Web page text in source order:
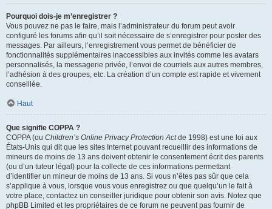
Pourquoi dois-je m’enregistrer ?
Vous pouvez ne pas le faire, mais l’administrateur du forum peut avoir
configuré les forums afin qu’il soit nécessaire de s’enregistrer pour poster des
messages. Par ailleurs, l’enregistrement vous permet de bénéficier de
fonctionnalités supplémentaires inaccessibles aux invités comme les avatars
personnalisés, la messagerie privée, l’envoi de courriels aux autres membres,
l’adhésion à des groupes, etc. La création d’un compte est rapide et vivement
conseillée.
Haut
Que signifie COPPA ?
COPPA (ou Children’s Online Privacy Protection Actde 1998) est une loi aux
États-Unis qui dit que les sites Internet pouvant recueillir des informations de
mineurs de moins de 13 ans doivent obtenir le consentement écrit des parents
(ou d’un tuteur légal) pour la collecte de ces informations permettant
d’identifier un mineur de moins de 13 ans. Si vous n’êtes pas sûr que cela
s’applique à vous, lorsque vous vous enregistrez ou que quelqu’un le fait à
votre place, contactez un conseiller juridique pour obtenir son avis. Notez que
phpBB Limited et les propriétaires de ce forum ne peuvent pas fournir de